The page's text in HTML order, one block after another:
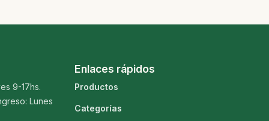
9-17hs.
Lunes
Enlaces rápidos
Productos
Categorías